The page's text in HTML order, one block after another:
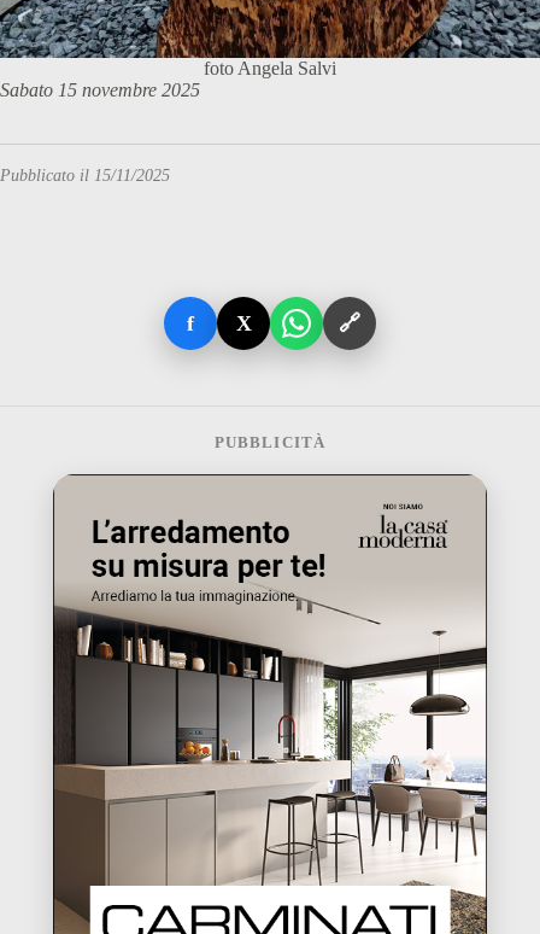
foto Angela Salvi
Sabato 15 novembre 2025
Pubblicato il 15/11/2025
f X 🔗
PUBBLICITÀ